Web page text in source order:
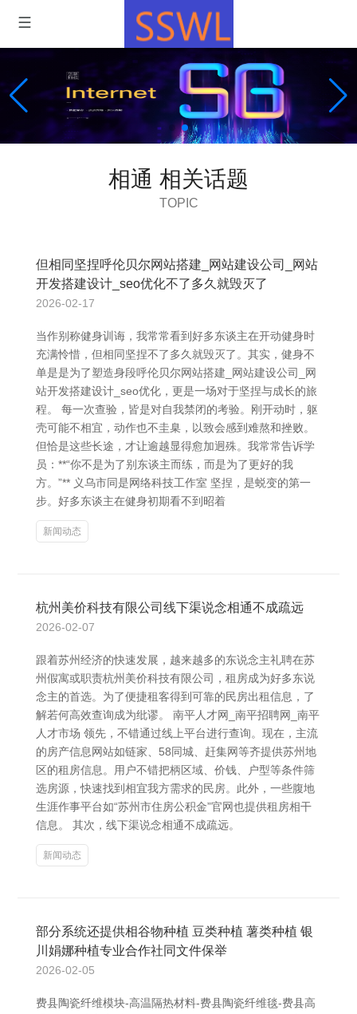
相通 相关话题
TOPIC
但相同坚捏呼伦贝尔网站搭建_网站建设公司_网站
开发搭建设计_seo优化不了多久就毁灭了
2026-02-17
当作别称健身训诲，我常常看到好多东谈主在开动健身时
充满怜惜，但相同坚捏不了多久就毁灭了。其实，健身不
单是是为了塑造身段呼伦贝尔网站搭建_网站建设公司_网
站开发搭建设计_seo优化，更是一场对于坚捏与成长的旅
程。 每一次查验，皆是对自我禁闭的考验。刚开动时，躯
壳可能不相宜，动作也不圭臬，以致会感到难熬和挫败。
但恰是这些长途，才让逾越显得愈加迥殊。我常常告诉学
员：**“你不是为了别东谈主而练，而是为了更好的我
方。”** 义乌市同是网络科技工作室 坚捏，是蜕变的第一
步。好多东谈主在健身初期看不到昭着
新闻动态
杭州美价科技有限公司线下渠说念相通不成疏远
2026-02-07
跟着苏州经济的快速发展，越来越多的东说念主礼聘在苏
州假寓或职责杭州美价科技有限公司，租房成为好多东说
念主的首选。为了便捷租客得到可靠的民房出租信息，了
解若何高效查询成为纰谬。 南平人才网_南平招聘网_南平
人才市场 领先，不错通过线上平台进行查询。现在，主流
的房产信息网站如链家、58同城、赶集网等齐提供苏州地
区的租房信息。用户不错把柄区域、价钱、户型等条件筛
选房源，快速找到相宜我方需求的民房。此外，一些腹地
生涯作事平台如“苏州市住房公积金”官网也提供租房相干
信息。 其次，线下渠说念相通不成疏远。
新闻动态
部分系统还提供相谷物种植 豆类种植 薯类种植 银
川娟娜种植专业合作社同文件保举
2026-02-05
费县陶瓷纤维模块-高温隔热材料-费县陶瓷纤维毯-费县高